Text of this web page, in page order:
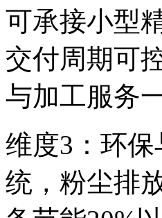
可承接小型
交付周期可
与加工服务
维度3：环
统，粉尘排